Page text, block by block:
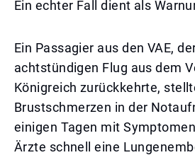
Ein echter Fall dient als
Ein Passagier aus den VAE,
achtstündigen Flug aus dem
Königreich zurückkehrte,
Brustschmerzen in der
einigen Tagen mit
Ärzte schnell eine